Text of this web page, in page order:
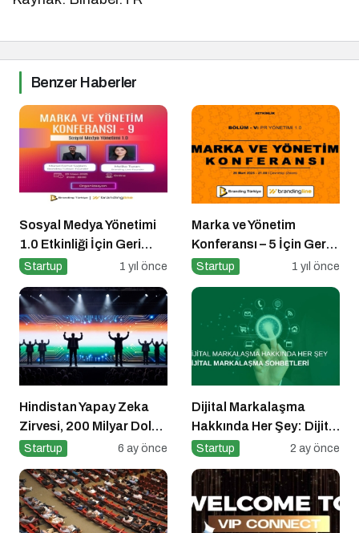
Benzer Haberler
Sosyal Medya Yönetimi
1.0 Etkinliği İçin Geri
Sayım!
Startup 1 yıl önce
Marka ve Yönetim
Konferansı – 5 İçin Geri
Sayım!
Startup 1 yıl önce
Hindistan Yapay Zeka
Zirvesi, 200 Milyar Dolar
ve El Tutuşmayan İki
Startup 6 ay önce
Dijital Markalaşma
Hakkında Her Şey: Dijital
Markalaşma Sohbetleri
Startup 2 ay önce